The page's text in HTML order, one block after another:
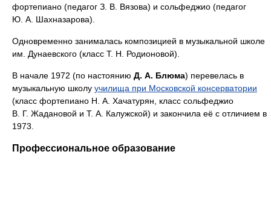
фортепиано (педагог З. В. Вязова) и сольфеджио (педагог
Ю. А. Шахназарова).
Одновременно занималась композицией в музыкальной школе
им. Дунаевского (класс Т. Н. Родионовой).
В начале 1972 (по настоянию Д. А. Блюма) перевелась в
музыкальную школу училища при Московской консерватории
(класс фортепиано Н. А. Хачатурян, класс сольфеджио
В. Г. Жадановой и Т. А. Калужской) и закончила её с отличием в
1973.
Профессиональное образование